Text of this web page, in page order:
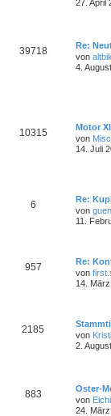
27. April
39718
Re:
von
4.
10315
Motor
von
14. Juli
6
Re:
von
11.
957
Re:
von
14.
2185
von
2.
883
Oster-
von Eichi
24.